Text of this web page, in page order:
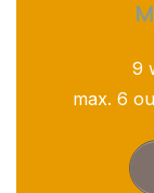
9
max. 6